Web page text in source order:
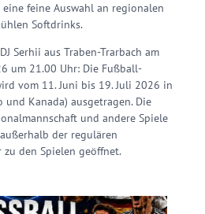
feine Auswahl an regionalen
Softdrinks.
Serhii aus Traben-Trarbach am
um 21.00 Uhr: Die Fußball-
vom 11. Juni bis 19. Juli 2026 in
und Kanada) ausgetragen. Die
und andere Spiele
der regulären
den Spielen geöffnet.